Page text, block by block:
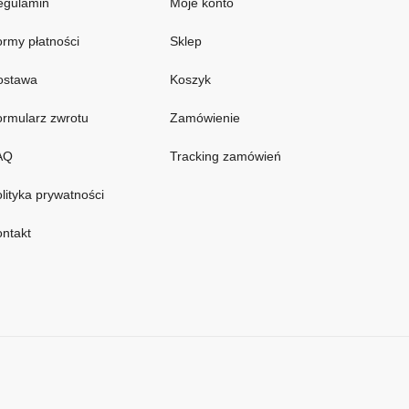
płatności
zwrotu
prywatności
Sklep
Koszyk
Zamówienie
Tracking zamówień